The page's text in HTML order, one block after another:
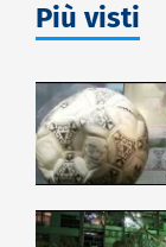
Più visti